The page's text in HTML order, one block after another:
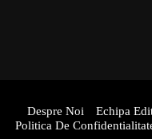
Despre Noi Echipa
Politica De